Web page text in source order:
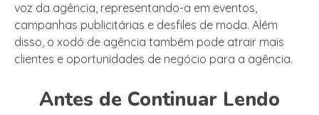
voz da agência, representando-a em eventos,
campanhas publicitárias e desfiles de moda. Além
disso, o xodó de agência também pode atrair mais
clientes e oportunidades de negócio para a agência.
Antes de Continuar Lendo